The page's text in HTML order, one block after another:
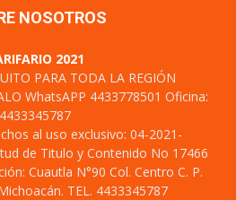
NOSOTROS
2021
PARA TODA LA REGIÓN
WhatsAPP 4433778501 Oficina:
4433345787
al uso exclusivo: 04-2021-
de Titulo y Contenido No 17466
Cuautla N°90 Col. Centro C. P.
TEL. 4433345787